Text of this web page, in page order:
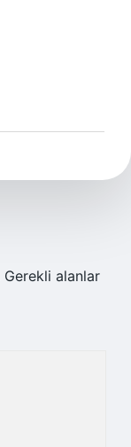
Gerekli alanlar